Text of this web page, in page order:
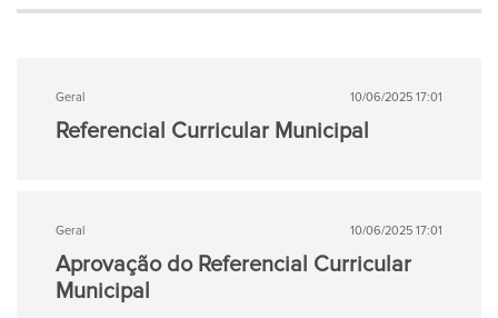
Geral 10/06/2025 17:01
Referencial Curricular Municipal
Geral 10/06/2025 17:01
Aprovação do Referencial Curricular
Municipal